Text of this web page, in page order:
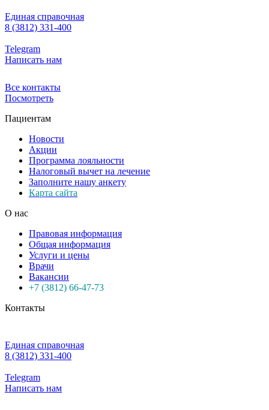
Единая справочная
8 (3812) 331-400
Telegram
Написать нам
Все контакты
Посмотреть
Пациентам
Новости
Акции
Программа лояльности
Налоговый вычет на лечение
Заполните нашу анкету
Карта сайта
О нас
Правовая информация
Общая информация
Услуги и цены
Врачи
Вакансии
+7 (3812) 66-47-73
Контакты
Единая справочная
8 (3812) 331-400
Telegram
Написать нам